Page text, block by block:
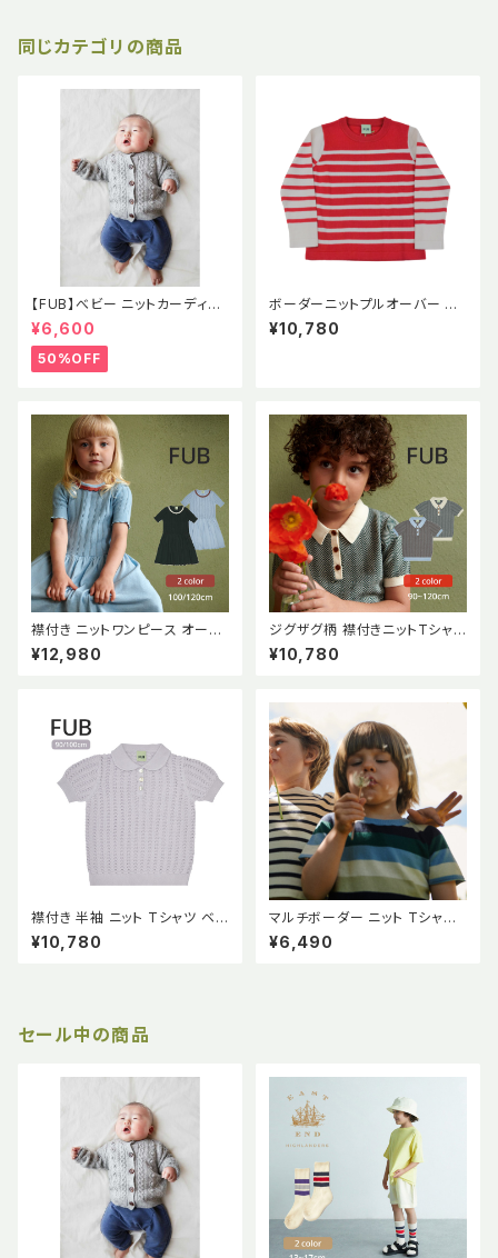
同じカテゴリの商品
【FUB】べビー ニットカーディガ
ン ポンポン ポップコーン セー
ター ラムウール エコテックス認
証 2021AWBABY LAMBWOO
L CARDIGAN GRAY MELAN
¥6,600
50%OFF
ボーダーニットプルオーバー ク
ルーネック【FUB】2022 SS レッ
ド Striped Knit ecru/red GO
¥10,780
襟付き ニットワンピース オーガ
ニックコットン GOTS認証【FU
B】 2023 SS
¥12,980
ジグザグ柄 襟付きニットTシャツ
オーガニックコットン GOTS認
証【FUB】2023 SS
¥10,780
襟付き 半袖 ニット Tシャツ ベビ
ー GOTS認証 【FUB】2023 S
S
¥10,780
マルチボーダー ニット Tシャツ
【FUB】2022 SS Cloudy Blue
Striped Knit ecru/red GOT
¥6,490
セール中の商品